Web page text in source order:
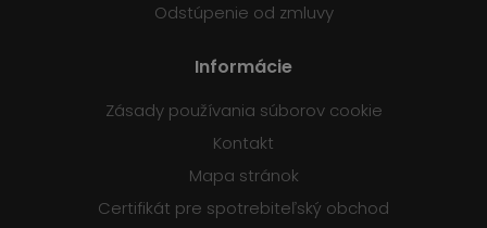
Odstúpenie od zmluvy
Informácie
Zásady používania súborov cookie
Kontakt
Mapa stránok
Certifikát pre spotrebiteľský obchod